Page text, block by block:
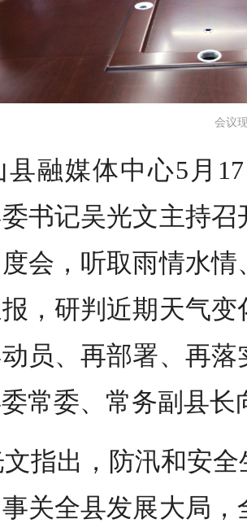
会议
县融媒体中心5月
委书记吴光文主持
会，听取雨情水
，研判近期天气
员、再部署、再
常委、常务副县长
指出，防汛和安
关全县发展大局